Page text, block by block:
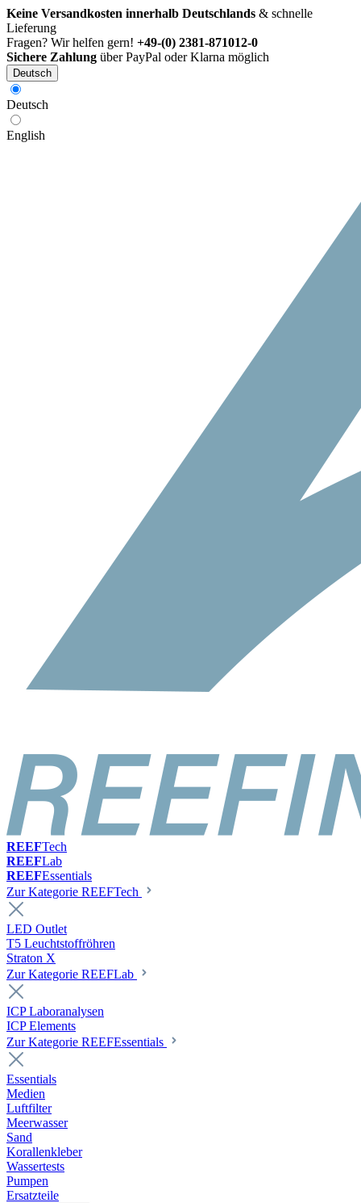
Keine Versandkosten innerhalb Deutschlands & schnelle
Lieferung
Fragen? Wir helfen gern! +49-(0) 2381-871012-0
Sichere Zahlung über PayPal oder Klarna möglich
Deutsch
Deutsch
English
REEFTech
REEFLab
REEFEssentials
Zur Kategorie REEFTech
LED Outlet
T5 Leuchtstoffröhren
Straton X
Zur Kategorie REEFLab
ICP Laboranalysen
ICP Elements
Zur Kategorie REEFEssentials
Essentials
Medien
Luftfilter
Meerwasser
Sand
Korallenkleber
Wassertests
Pumpen
Ersatzteile